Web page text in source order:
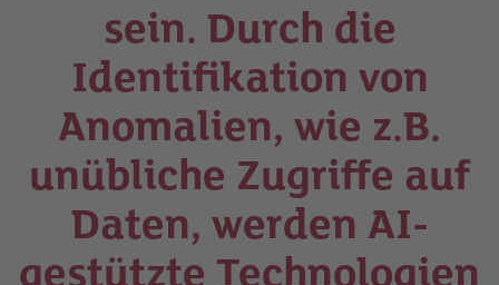
sein. Durch die
Identifikation von
Anomalien, wie z.B.
unübliche Zugriffe auf
Daten, werden AI-
gestützte Technologien